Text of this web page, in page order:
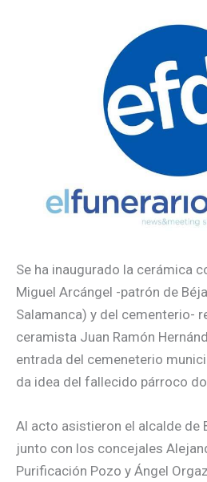
Se ha inaugurado la cerámica
Miguel Arcángel -patrón de
Salamanca) y del cementerio-
ceramista Juan Ramón
entrada del cemeneterio
da idea del fallecido párroco
Al acto asistieron el alcalde de
junto con los concejales
Purificación Pozo y Ángel Orgaz.